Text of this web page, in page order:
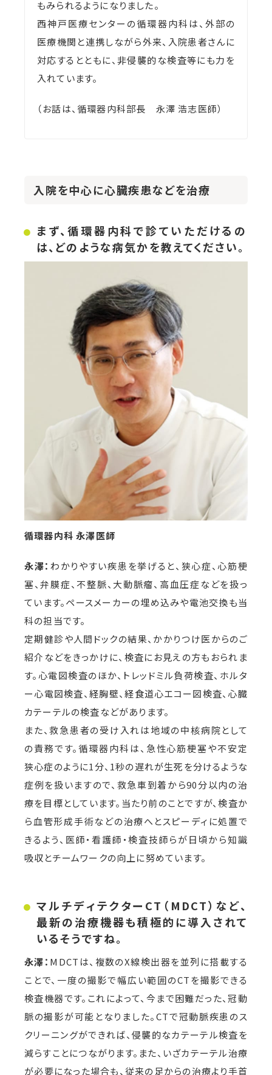
もみられるようになりました。
西神戸医療センターの循環器内科は、外部の
医療機関と連携しながら外来、入院患者さんに
対応するとともに、非侵襲的な検査等にも力を
入れています。
（お話は、循環器内科部長 永澤 浩志医師）
入院を中心に心臓疾患などを治療
まず、循環器内科で診ていただけるの
は、どのような病気かを教えてください。
循環器内科 永澤医師
永澤：わかりやすい疾患を挙げると、狭心症、心筋梗
塞、弁膜症、不整脈、大動脈瘤、高血圧症などを扱っ
ています。ペースメーカーの埋め込みや電池交換も当
科の担当です。
定期健診や人間ドックの結果、かかりつけ医からのご
紹介などをきっかけに、検査にお見えの方もおられま
す。心電図検査のほか、トレッドミル負荷検査、ホルタ
ー心電図検査、経胸壁、経食道心エコー図検査、心臓
カテーテルの検査などがあります。
また、救急患者の受け入れは地域の中核病院として
の責務です。循環器内科は、急性心筋梗塞や不安定
狭心症のように1分、1秒の遅れが生死を分けるような
症例を扱いますので、救急車到着から90分以内の治
療を目標としています。当たり前のことですが、検査か
ら血管形成手術などの治療へとスピーディに処置で
きるよう、医師・看護師・検査技師らが日頃から知識
吸収とチームワークの向上に努めています。
マルチディテクターCT（MDCT）など、
最新の治療機器も積極的に導入されて
いるそうですね。
永澤： MDCTは、複数のX線検出器を並列に搭載する
ことで、一度の撮影で幅広い範囲のCTを撮影できる
検査機器です。これによって、今まで困難だった、冠動
脈の撮影が可能となりました。CTで冠動脈疾患のス
クリーニングができれば、侵襲的なカテーテル検査を
減らすことにつながります。また、いざカテーテル治療
が必要になった場合も、従来の足からの治療より手首